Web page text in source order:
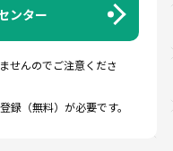
ンター
せんのでご注意くださ
録（無料）が必要です。